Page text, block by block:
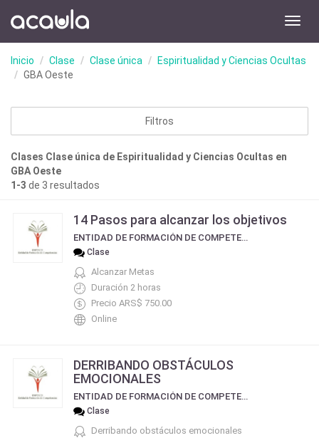
Inicio Clase Clase única
Espiritualidad y Ciencias Ocultas
GBA Oeste
Filtros
Clases Clase única de Espiritualidad y Ciencias Ocultas en
GBA Oeste
1-3 de 3 resultados
14 Pasos para alcanzar los objetivos
ENTIDAD DE FORMACIÓN DE COMPETENCIAS
Clase
Alcanzar Metas
Duración 2 horas
Precio ARS$ 750.00
Online
DERRIBANDO OBSTÁCULOS
EMOCIONALES
ENTIDAD DE FORMACIÓN DE COMPETENCIAS
Clase
Derribando obstáculos emocionales